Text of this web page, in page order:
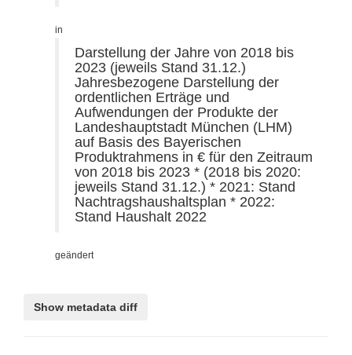
in
Darstellung der Jahre von 2018 bis
2023 (jeweils Stand 31.12.)
Jahresbezogene Darstellung der
ordentlichen Erträge und
Aufwendungen der Produkte der
Landeshauptstadt München (LHM)
auf Basis des Bayerischen
Produktrahmens in € für den Zeitraum
von 2018 bis 2023 * (2018 bis 2020:
jeweils Stand 31.12.) * 2021: Stand
Nachtragshaushaltsplan * 2022:
Stand Haushalt 2022
geändert